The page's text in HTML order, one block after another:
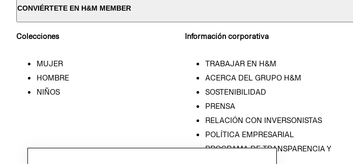
CONVIÉRTETE EN H&M MEMBER
Colecciones
MUJER
HOMBRE
NIÑOS
Información corporativa
TRABAJAR EN H&M
ACERCA DEL GRUPO H&M
SOSTENIBILIDAD
PRENSA
RELACIÓN CON INVERSONISTAS
POLÍTICA EMPRESARIAL
PROGRAMA DE TRANSPARENCIA Y